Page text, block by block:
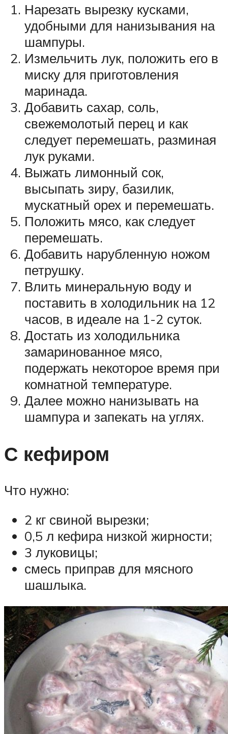
Нарезать вырезку кусками,
удобными для нанизывания на
шампуры.
Измельчить лук, положить его в
миску для приготовления
маринада.
Добавить сахар, соль,
свежемолотый перец и как
следует перемешать, разминая
лук руками.
Выжать лимонный сок,
высыпать зиру, базилик,
мускатный орех и перемешать.
Положить мясо, как следует
перемешать.
Добавить нарубленную ножом
петрушку.
Влить минеральную воду и
поставить в холодильник на 12
часов, в идеале на 1-2 суток.
Достать из холодильника
замаринованное мясо,
подержать некоторое время при
комнатной температуре.
Далее можно нанизывать на
шампура и запекать на углях.
С кефиром
Что нужно:
2 кг свиной вырезки;
0,5 л кефира низкой жирности;
3 луковицы;
смесь приправ для мясного
шашлыка.